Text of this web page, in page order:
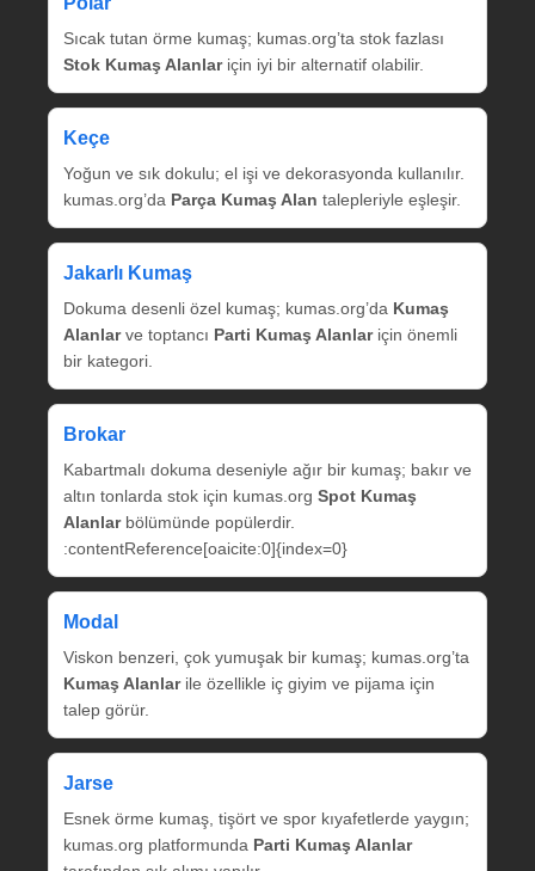
Sıcak tutan örme kumaş; kumas.org’ta stok fazlası
Stok Kumaş Alanlariçin iyi bir alternatif olabilir.
Keçe
Yoğun ve sık dokulu; el işi ve dekorasyonda kullanılır.
kumas.org’da Parça Kumaş Alan talepleriyle eşleşir.
Jakarlı Kumaş
Dokuma desenli özel kumaş; kumas.org’da Kumaş
Alanlarve toptancı Parti Kumaş Alanlariçin önemli
bir kategori.
Brokar
Kabartmalı dokuma deseniyle ağır bir kumaş; bakır ve
altın tonlarda stok için kumas.org Spot Kumaş
Alanlarbölümünde popülerdir.
:contentReference[oaicite:0]{index=0}
Modal
Viskon benzeri, çok yumuşak bir kumaş; kumas.org’ta
Kumaş Alanlarile özellikle iç giyim ve pijama için
talep görür.
Jarse
Esnek örme kumaş, tişört ve spor kıyafetlerde yaygın;
kumas.org platformunda Parti Kumaş Alanlar